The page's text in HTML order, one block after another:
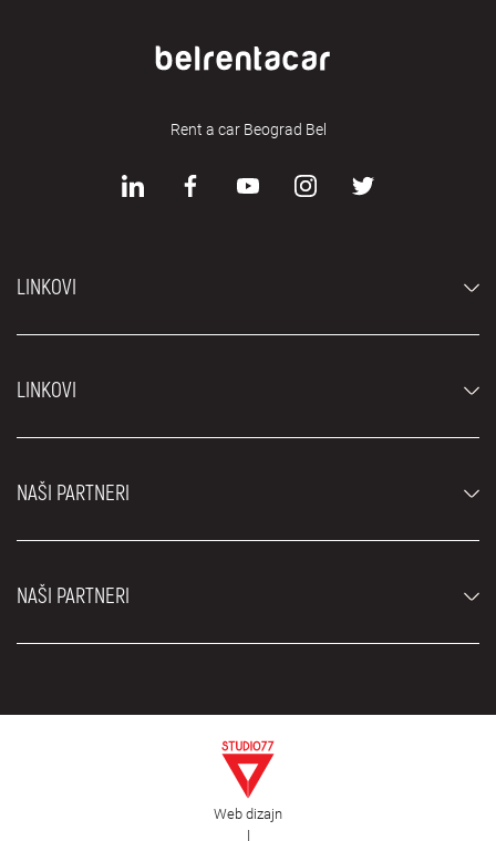
Rent a car Beograd Bel
LINKOVI
Luksuzni automobili
Cene
LINKOVI
Blog
O nama
NAŠI PARTNERI
Rent a car Beograd Royal
NAŠI PARTNERI
EDePro
Web dizajn
|